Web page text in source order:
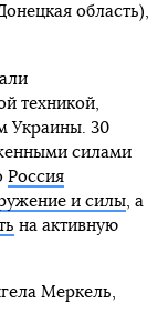
область),
техникой,
Украины. 30
силами
Россия
и силы, а
на активную
Меркель,